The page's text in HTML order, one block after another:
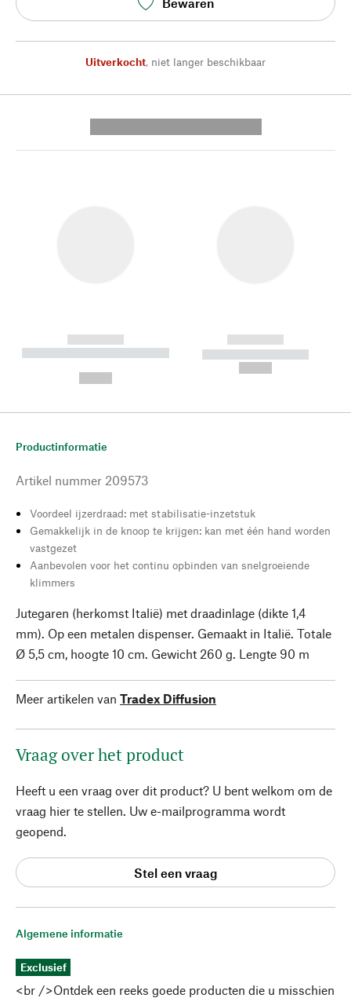
Uitverkocht, niet langer beschikbaar
------------
----------- ----------- --------
------------
----------- -----------
Algemene informatie
Exclusief
<br />Ontdek een reeks goede producten die u misschien
Productinformatie
Artikel nummer 209573
Voordeel ijzerdraad: met stabilisatie-inzetstuk
Gemakkelijk in de knoop te krijgen: kan met één hand worden
vastgezet
Aanbevolen voor het continu opbinden van snelgroeiende
klimmers
Jutegaren (herkomst Italië) met draadinlage (dikte 1,4
mm). Op een metalen dispenser. Gemaakt in Italië. Totale
Ø 5,5 cm, hoogte 10 cm. Gewicht 260 g. Lengte 90 m
Meer artikelen van Tradex Diffusion
Vraag over het product
Heeft u een vraag over dit product? U bent welkom om de
vraag hier te stellen. Uw e-mailprogramma wordt
geopend.
Stel een vraag